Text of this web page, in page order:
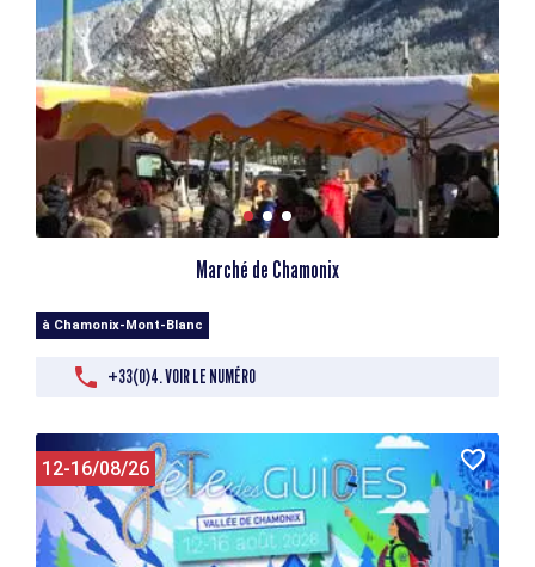
Marché de Chamonix
à Chamonix-Mont-Blanc
+33(0)4. VOIR LE NUMÉRO
12-16/08/26